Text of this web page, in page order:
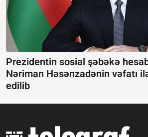
Prezidentin sosial şəbəkə
Nəriman Həsənzadənin vəfatı
edilib